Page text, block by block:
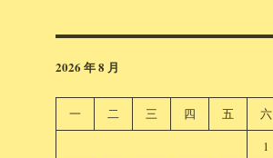
2026 年 8 月
一 二 三 四 五 六
1